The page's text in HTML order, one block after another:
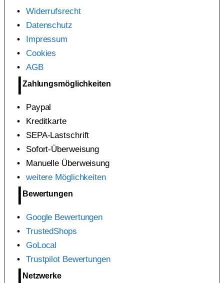
Widerrufsrecht
Datenschutz
Impressum
Cookies
AGB
Zahlungsmöglichkeiten
Paypal
Kreditkarte
SEPA-Lastschrift
Sofort-Überweisung
Manuelle Überweisung
weitere Möglichkeiten
Bewertungen
Google Bewertungen
TrustedShops
GoLocal
Trustpilot Bewertungen
Netzwerke